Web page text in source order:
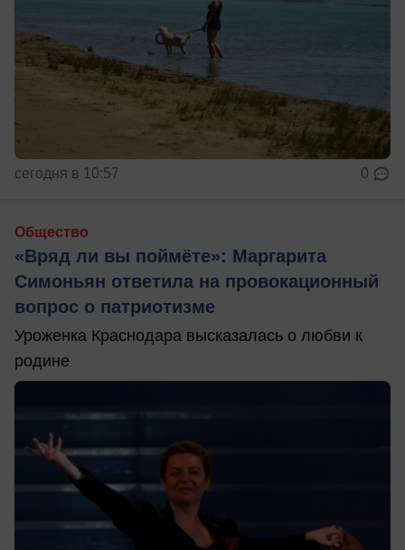
сегодня в 10:57 0
Общество
«Вряд ли вы поймёте»: Маргарита
Симоньян ответила на провокационный
вопрос о патриотизме
Уроженка Краснодара высказалась о любви к
родине